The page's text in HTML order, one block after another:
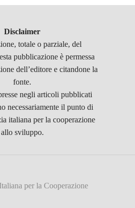
Disclaimer
totale o parziale, del
pubblicazione è permessa
dell’editore e citandone la
fonte.
negli articoli pubblicati
necessariamente il punto di
italiana per la cooperazione
allo sviluppo.
per la Cooperazione